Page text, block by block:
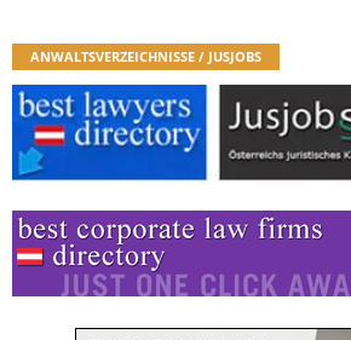
ANWALTSVERZEICHNISSE / JUSJOBS